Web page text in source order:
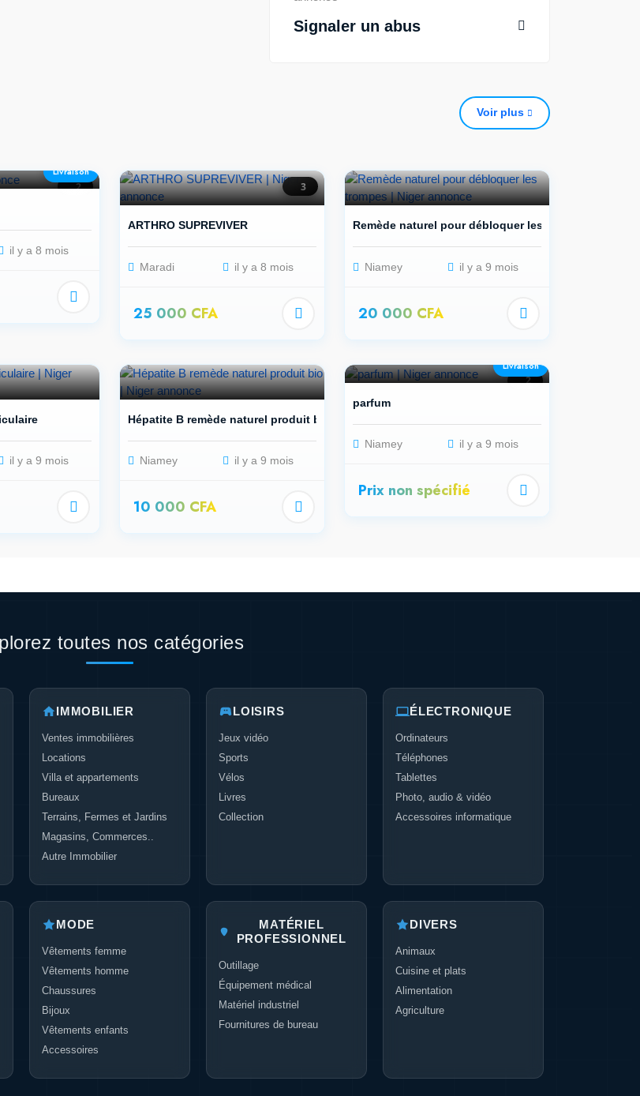
Signaler un abus
Voir plus
2
Livraison
il y a 8 mois
3
ARTHRO SUPREVIVER
Maradi il y a 8 mois
25 000 CFA
Remède naturel pour débloquer les t...
Niamey il y a 9 mois
20 000 CFA
il y a 9 mois
Hépatite B remède naturel produit b...
Niamey il y a 9 mois
10 000 CFA
2
Livraison
parfum
Niamey il y a 9 mois
Prix non spécifié
toutes nos catégories
IMMOBILIER
Ventes immobilières
Locations
Villa et appartements
Bureaux
Terrains, Fermes et Jardins
Magasins, Commerces..
Autre Immobilier
LOISIRS
Jeux vidéo
Sports
Vélos
Livres
Collection
ÉLECTRONIQUE
Ordinateurs
Téléphones
Tablettes
Photo, audio & vidéo
Accessoires informatique
MODE
Vêtements femme
Vêtements homme
Chaussures
Bijoux
Vêtements enfants
Accessoires
MATÉRIEL
PROFESSIONNEL
Outillage
Équipement médical
Matériel industriel
Fournitures de bureau
DIVERS
Animaux
Cuisine et plats
Alimentation
Agriculture